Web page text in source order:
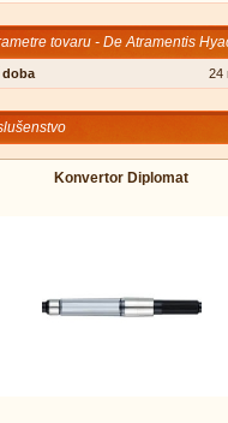
tovaru - De Atramentis
doba 24
Konvertor Diplomat